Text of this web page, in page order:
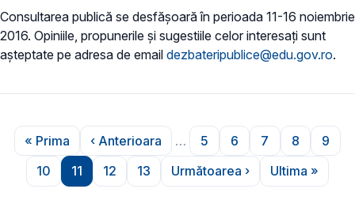
Consultarea publică se desfășoară în perioada 11-16 noiembrie
2016. Opiniile, propunerile și sugestiile celor interesați sunt
așteptate pe adresa de email dezbateripublice@edu.gov.ro.
Paginare
Prima pagină
« Prima
Pagina anterioară
‹ Anterioara …
Pagina
5
Pagina
6
Pagina
7
Pagina
8 9
Pagina
10
Pagina
11
Pagina
12
Pagina
13
Pagina următoare
Următoarea ›
Ultima
Ultima »